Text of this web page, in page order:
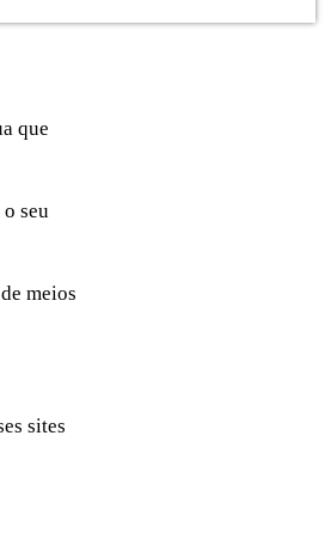
que
seu
meios
sites